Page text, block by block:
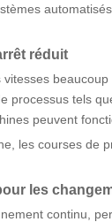
réduit
processus tels
peuvent
les courses
les
continu,